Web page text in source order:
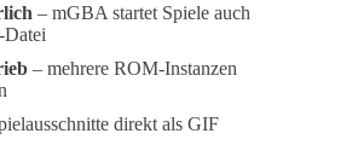
– mGBA startet Spiele auch
– mehrere ROM-Instanzen
direkt als GIF